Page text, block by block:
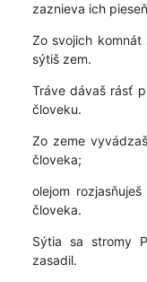
zaznieva ich
Zo svojich
sýtiš zem.
Tráve dávaš rásť
človeku.
Zo zeme
človeka;
olejom
človeka.
Sýtia sa stromy
zasadil.